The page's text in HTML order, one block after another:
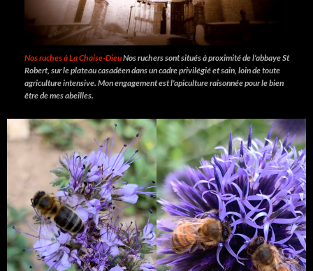
Nos ruches à La Chaise-DieuNos ruchers sont situés à proximité de l'abbaye St
Robert, sur le plateau casadéen dans un cadre privilégié et sain, loin de toute
agriculture intensive. Mon engagement est l'apiculture raisonnée pour le bien
être de mes abeilles.